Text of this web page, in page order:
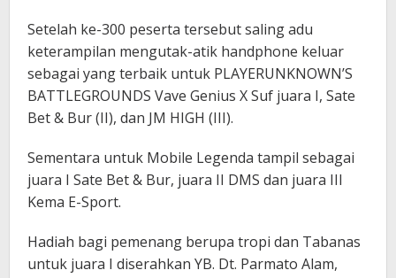
Setelah ke-300 peserta tersebut saling adu
keterampilan mengutak-atik handphone keluar
sebagai yang terbaik untuk PLAYERUNKNOWN’S
BATTLEGROUNDS Vave Genius X Suf juara I, Sate
Bet & Bur (II), dan JM HIGH (III).
Sementara untuk Mobile Legenda tampil sebagai
juara I Sate Bet & Bur, juara II DMS dan juara III
Kema E-Sport.
Hadiah bagi pemenang berupa tropi dan Tabanas
untuk juara I diserahkan YB. Dt. Parmato Alam,